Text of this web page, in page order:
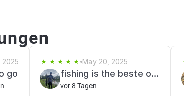
2025
go
May 20, 2025
fishing is the beste of the world
vor 8 Tagen